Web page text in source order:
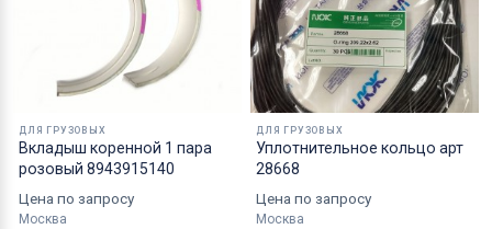
ДЛЯ ГРУЗОВЫХ
Вкладыш коренной 1 пара
розовый 8943915140
Цена по запросу
Москва
ДЛЯ ГРУЗОВЫХ
Уплотнительное кольцо арт
28668
Цена по запросу
Москва